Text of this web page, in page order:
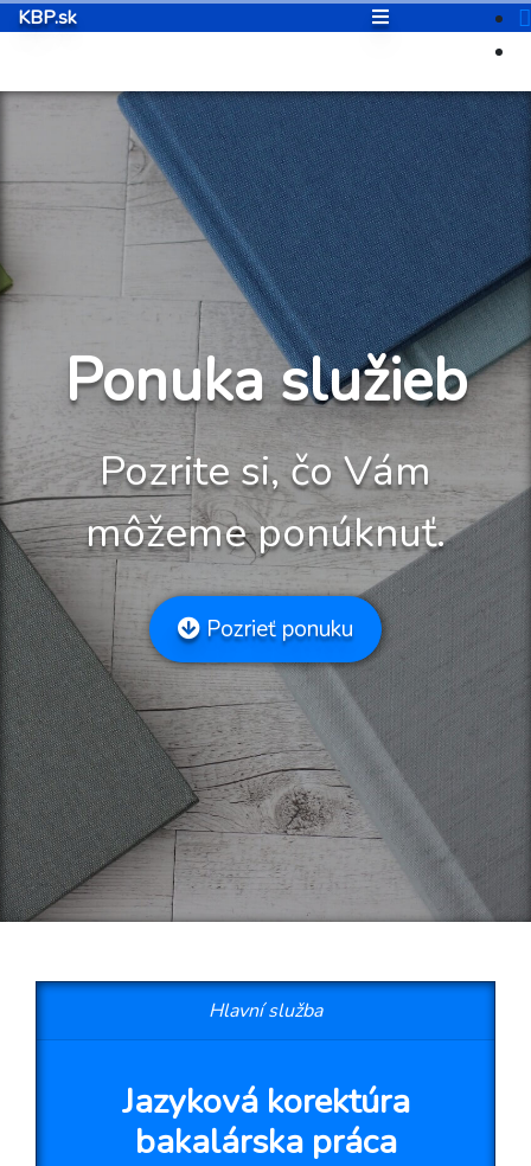
KBP.sk
Ponuka služieb
Pozrite si, čo Vám
môžeme ponúknuť.
Pozrieť ponuku
Hlavní služba
Jazyková korektúra
bakalárska práca